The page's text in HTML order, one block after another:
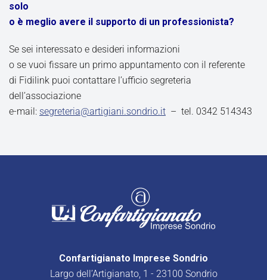
solo
o è meglio avere il supporto di un professionista?
Se sei interessato e desideri informazioni
o se vuoi fissare un primo appuntamento con il referente
di Fidilink puoi contattare l’ufficio segreteria
dell’associazione
e-mail: segreteria@artigiani.sondrio.it – tel. 0342 514343
Confartigianato Imprese Sondrio
Largo dell’Artigianato, 1 - 23100 Sondrio